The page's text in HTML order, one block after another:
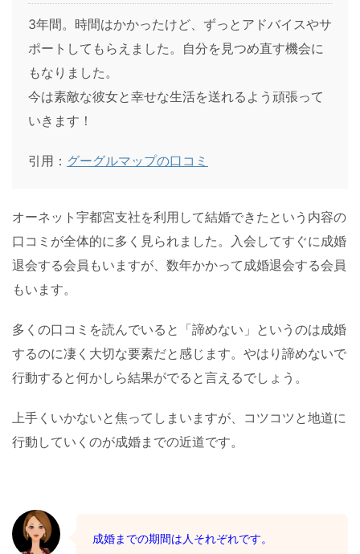
3年間。時間はかかったけど、ずっとアドバイスやサ
ポートしてもらえました。自分を見つめ直す機会に
もなりました。
今は素敵な彼女と幸せな生活を送れるよう頑張って
いきます！
引用： グーグルマップの口コミ
オーネット宇都宮支社を利用して結婚できたという内容の
口コミが全体的に多く見られました。入会してすぐに成婚
退会する会員もいますが、数年かかって成婚退会する会員
もいます。
多くの口コミを読んでいると「諦めない」というのは成婚
するのに凄く大切な要素だと感じます。やはり諦めないで
行動すると何かしら結果がでると言えるでしょう。
上手くいかないと焦ってしまいますが、コツコツと地道に
行動していくのが成婚までの近道です。
成婚までの期間は人それぞれです。